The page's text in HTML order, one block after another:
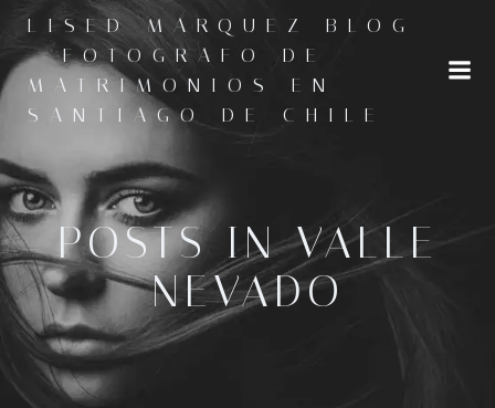
al
contenido
LISED MARQUEZ BLOG
- FOTOGRAFO DE
MATRIMONIOS EN
SANTIAGO DE CHILE
POSTS IN VALLE
NEVADO